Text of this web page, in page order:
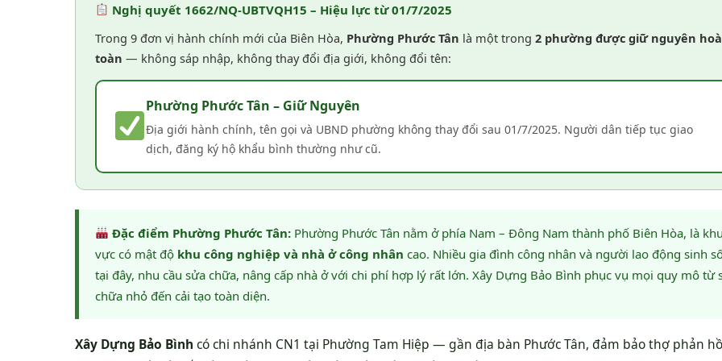
Nghị quyết 1662/NQ-UBTVQH15 – Hiệu lực từ 01/7/2025
Trong 9 đơn vị hành chính mới của Biên Hòa, Phường Phước Tân là một trong 2 phường được giữ nguyên
toàn — không sáp nhập, không thay đổi địa giới, không đổi tên:
Phường Phước Tân – Giữ Nguyên
Địa giới hành chính, tên gọi và UBND phường không thay đổi sau 01/7/2025. Người dân tiếp tục giao
dịch, đăng ký hộ khẩu bình thường như cũ.
Đặc điểm Phường Phước Tân: Phường Phước Tân nằm ở phía Nam – Đông Nam thành phố Biên Hòa, là khu
vực có mật độ khu công nghiệp và nhà ở công nhân cao. Nhiều gia đình công nhân và người lao động sinh
tại đây, nhu cầu sửa chữa, nâng cấp nhà ở với chi phí hợp lý rất lớn. Xây Dựng Bảo Bình phục vụ mọi quy mô từ
chữa nhỏ đến cải tạo toàn diện.
Xây Dựng Bảo Bình có chi nhánh CN1 tại Phường Tam Hiệp — gần địa bàn Phước Tân, đảm bảo thợ phản